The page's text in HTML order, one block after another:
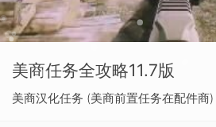
美商任务全攻略11.7版
美商汉化任务 (美商前置任务在配件商)